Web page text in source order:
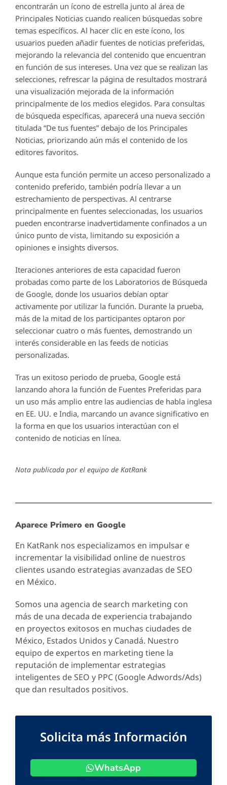
encontrarán un ícono de estrella junto al área de
Principales Noticias cuando realicen búsquedas sobre
temas específicos. Al hacer clic en este ícono, los
usuarios pueden añadir fuentes de noticias preferidas,
mejorando la relevancia del contenido que encuentran
en función de sus intereses. Una vez que se realizan las
selecciones, refrescar la página de resultados mostrará
una visualización mejorada de la información
principalmente de los medios elegidos. Para consultas
de búsqueda específicas, aparecerá una nueva sección
titulada “De tus fuentes” debajo de los Principales
Noticias, priorizando aún más el contenido de los
editores favoritos.
Aunque esta función permite un acceso personalizado a
contenido preferido, también podría llevar a un
estrechamiento de perspectivas. Al centrarse
principalmente en fuentes seleccionadas, los usuarios
pueden encontrarse inadvertidamente confinados a un
único punto de vista, limitando su exposición a
opiniones e insights diversos.
Iteraciones anteriores de esta capacidad fueron
probadas como parte de los Laboratorios de Búsqueda
de Google, donde los usuarios debían optar
activamente por utilizar la función. Durante la prueba,
más de la mitad de los participantes optaron por
seleccionar cuatro o más fuentes, demostrando un
interés considerable en las feeds de noticias
personalizadas.
Tras un exitoso periodo de prueba, Google está
lanzando ahora la función de Fuentes Preferidas para
un uso más amplio entre las audiencias de habla inglesa
en EE. UU. e India, marcando un avance significativo en
la forma en que los usuarios interactúan con el
contenido de noticias en línea.
Nota publicada por el equipo de KatRank
Aparece Primero en Google
En KatRank nos especializamos en impulsar e
incrementar la visibilidad online de nuestros
clientes usando estrategias avanzadas de SEO
en México.
Somos una agencia de search marketing con
más de una decada de experiencia trabajando
en proyectos exitosos en muchas ciudades de
México, Estados Unidos y Canadá. Nuestro
equipo de expertos en marketing tiene la
reputación de implementar estrategias
inteligentes de SEO y PPC (Google Adwords/Ads)
que dan resultados positivos.
Solicita más Información
WhatsApp